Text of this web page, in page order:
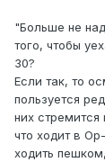
"Больше не
того, чтобы
30?
Если так, то
пользуется
них стремится
что ходит в
ходить